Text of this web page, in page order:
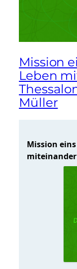
Mission
Leben
Müller